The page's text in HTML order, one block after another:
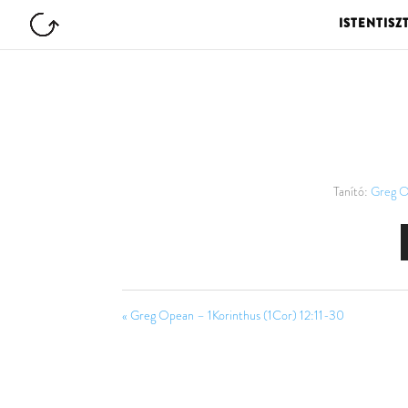
Tanító: Greg
« Greg Opean – 1Korinthus (1Cor) 12:11-30